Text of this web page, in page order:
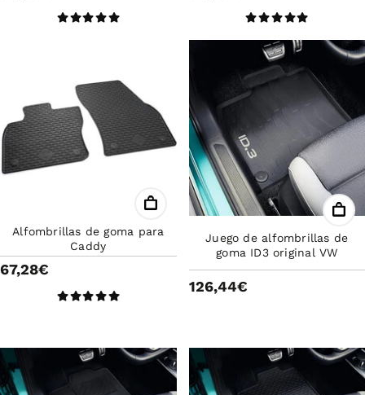
Alfombrillas de goma para
Caddy
67,28€
Juego de alfombrillas de
goma ID3 original VW
126,44€